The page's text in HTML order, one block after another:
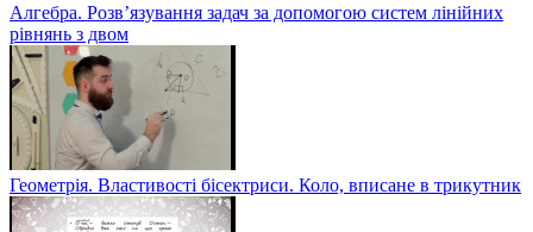
Алгебра. Розв’язування задач за допомогою систем лінійних
рівнянь з двом
Геометрія. Властивості бісектриси. Коло, вписане в трикутник